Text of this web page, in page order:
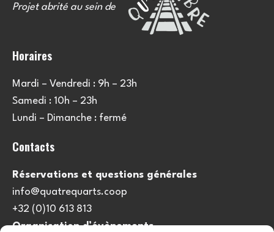
Projet abrité au sein de
Horaires
Mardi – Vendredi : 9h – 23h
Samedi : 10h – 23h
Lundi – Dimanche : fermé
Contacts
Réservations et questions générales
info@quatrequarts.coop
+32 (0)10 613 813
Organisation d’évènements